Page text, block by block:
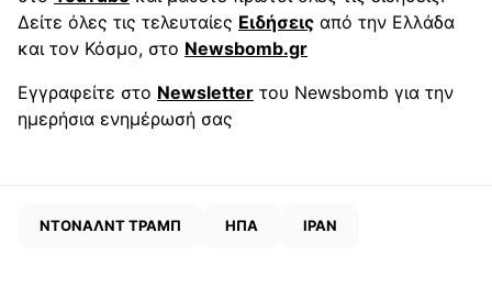
Δείτε όλες τις τελευταίες Ειδήσεις από την Ελλάδα
και τον Κόσμο, στο Newsbomb.gr
Εγγραφείτε στο Newsletter του Newsbomb για την
ημερήσια ενημέρωσή σας
ΝΤΟΝΑΛΝΤ ΤΡΑΜΠ ΗΠΑ ΙΡΑΝ